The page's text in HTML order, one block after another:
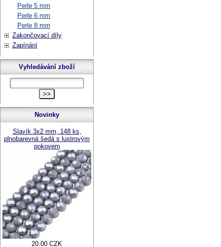
Perle 5 mm
Perle 6 mm
Perle 8 mm
Zakončovací díly
Zapínání
Vyhledávání zboží
Novinky
Slavík 3x2 mm, 148 ks,
plnobarevná šedá s lustrovým
pokovem
20.00 CZK